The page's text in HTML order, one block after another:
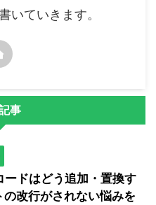
いていきます。
事
ードはどう追加・置換す
の改行がされない悩みを